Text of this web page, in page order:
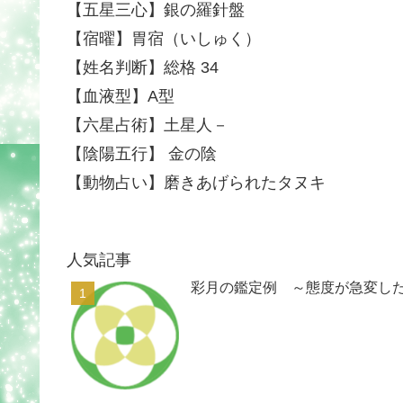
【五星三心】銀の羅針盤
【宿曜】胃宿（いしゅく）
【姓名判断】総格 34
【血液型】A型
【六星占術】土星人－
【陰陽五行】 金の陰
【動物占い】磨きあげられたタヌキ
人気記事
彩月の鑑定例 ～態度が急変し